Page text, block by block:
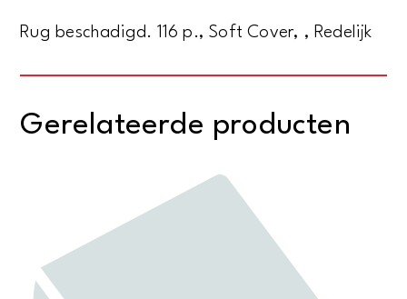
Rug beschadigd. 116 p., Soft Cover, , Redelijk
Gerelateerde producten